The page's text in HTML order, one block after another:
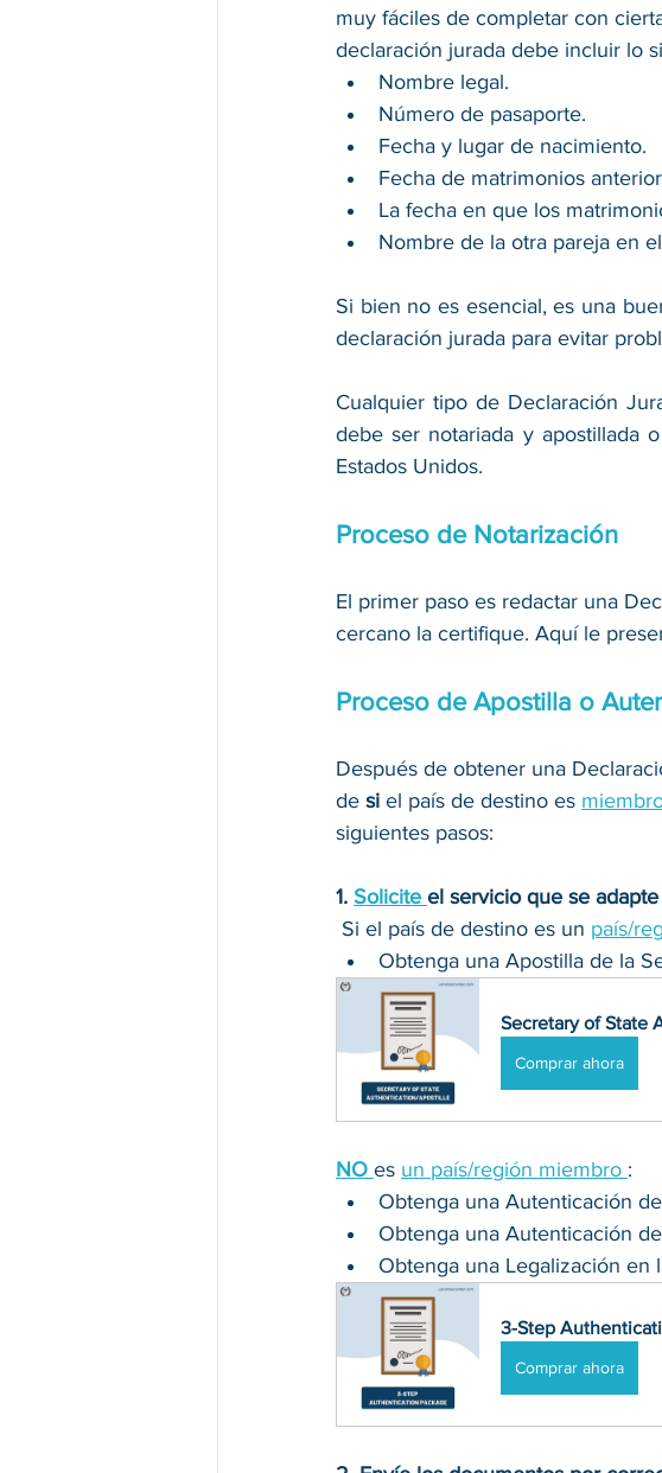
muy fáciles de completar con
declaración jurada debe incluir lo
Nombre legal.
Número de pasaporte.
Fecha y lugar de nacimiento.
Fecha de matrimonios
La fecha en que los
Nombre de la otra pareja en
Si bien no es esencial, es una
declaración jurada para evitar
Cualquier tipo de Declaración
debe ser notariada y apostillada
Estados Unidos.
Proceso de Notarización
El primer paso es redactar una
cercano la certifique. Aquí le
Proceso de Apostilla o
Después de obtener una
de si el país de destino es
siguientes pasos:
1. Solicite el servicio que se
Si el país de destino es un país/
Obtenga una Apostilla de la
Secretary of State
Comprar ahora
NO es un país/región miembro :
Obtenga una Autenticación de
Obtenga una Autenticación
Obtenga una Legalización en
3-Step
Comprar ahora